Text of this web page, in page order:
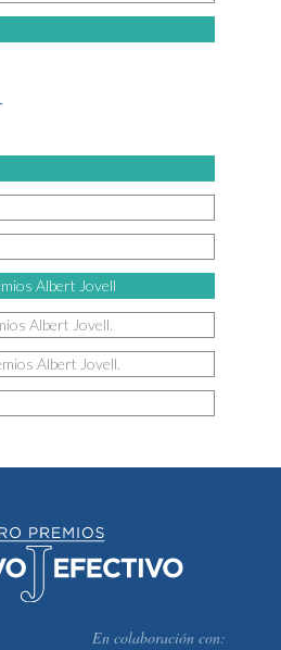
Albert Jovell
Albert Jovell.
Albert Jovell.
En colaboración con: